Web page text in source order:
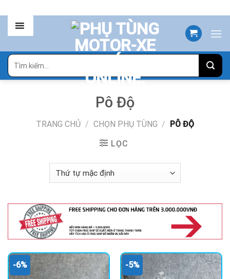
to
content
Tìm
kiếm:
Pô Độ
TRANG CHỦ / CHỌN PHỤ TÙNG /
PÔ ĐỘ
LỌC
-6% -5%